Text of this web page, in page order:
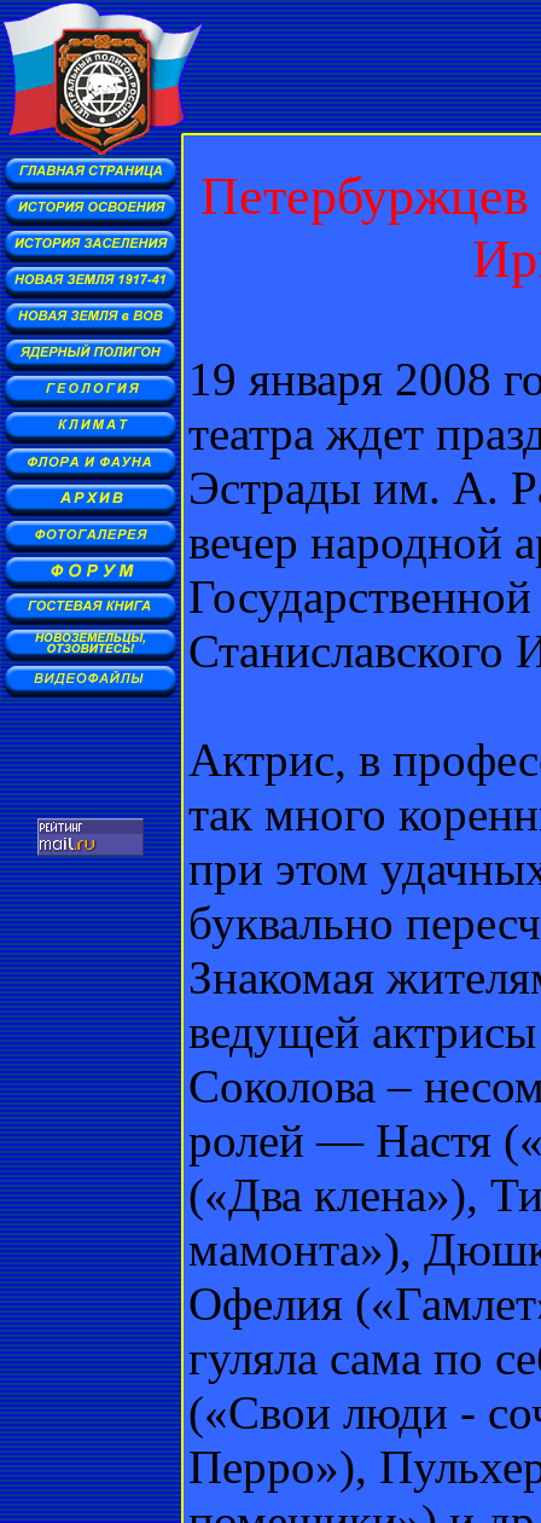
Петербуржцев
19 января 2008
театра ждет
Эстрады им. А.
вечер народной
Актрис, в
так много
при этом
буквально
Знакомая
ведущей
Соколова –
ролей — Настя
(«Два клена»),
мамонта»),
Офелия
гуляла сама по
(«Свои люди -
Перро»),